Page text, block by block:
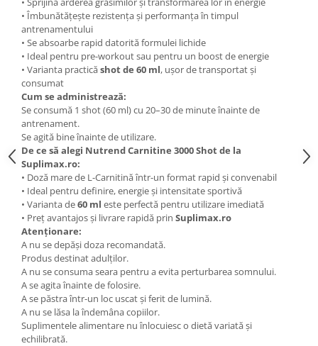
• Îmbunătățește rezistența și performanța în timpul
antrenamentului
• Se absoarbe rapid datorită formulei lichide
• Ideal pentru pre-workout sau pentru un boost de energie
• Varianta practicăshot de 60 ml, ușor de transportat și
consumat
Cum se administrează:
Se consumă 1 shot (60 ml) cu 20–30 de minute înainte de
antrenament.
Se agită bine înainte de utilizare.
De ce să alegi Nutrend Carnitine 3000 Shot de la
Suplimax.ro:
• Doză mare de L-Carnitină într-un format rapid și convenabil
• Ideal pentru definire, energie și intensitate sportivă
• Varianta de60 ml este perfectă pentru utilizare imediată
• Preț avantajos și livrare rapidă prin Suplimax.ro
Atenționare:
A nu se depăși doza recomandată.
Produs destinat adulților.
A nu se consuma seara pentru a evita perturbarea somnului.
A se agita înainte de folosire.
A se păstra într-un loc uscat și ferit de lumină.
A nu se lăsa la îndemâna copiilor.
Suplimentele alimentare nu înlocuiesc o dietă variată și
echilibrată.